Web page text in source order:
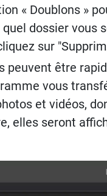
« Doublons »
dossier vous
sur
peuvent être
vous
et vidéos,
elles seront